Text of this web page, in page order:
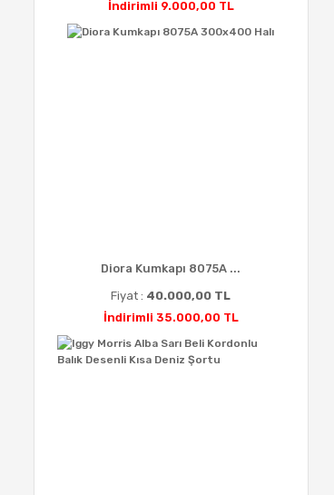
İndirimli 9.000,00 TL
Diora Kumkapı 8075A ...
Fiyat : 40.000,00 TL
İndirimli 35.000,00 TL